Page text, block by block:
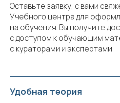
Оставьте заявку, с вами
Учебного центра для
на обучения. Вы получите
с доступом к обучающим
с кураторами и экспертами
Удобная теория